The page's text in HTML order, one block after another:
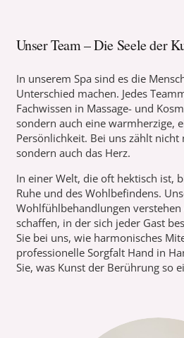
Unser Team – Die Seele der
In unserem Spa sind es die
Unterschied machen. Jedes
Fachwissen in Massage- und
sondern auch eine warmherzige,
Persönlichkeit. Bei uns zählt nicht
sondern auch das Herz.
In einer Welt, die oft hektisch ist,
Ruhe und des Wohlbefindens.
Wohlfühlbehandlungen verstehen
schaffen, in der sich jeder Gast
Sie bei uns, wie harmonisches
professionelle Sorgfalt Hand in
Sie, was Kunst der Berührung so